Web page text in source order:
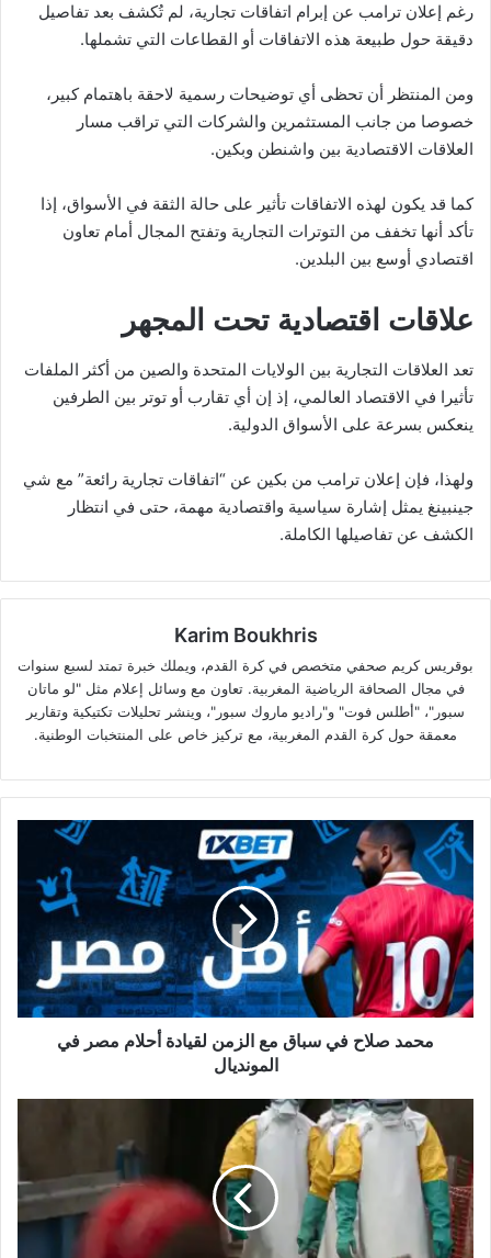
رغم إعلان ترامب عن إبرام اتفاقات تجارية، لم تُكشف بعد تفاصيل
دقيقة حول طبيعة هذه الاتفاقات أو القطاعات التي تشملها.
ومن المنتظر أن تحظى أي توضيحات رسمية لاحقة باهتمام كبير،
خصوصا من جانب المستثمرين والشركات التي تراقب مسار
العلاقات الاقتصادية بين واشنطن وبكين.
كما قد يكون لهذه الاتفاقات تأثير على حالة الثقة في الأسواق، إذا
تأكد أنها تخفف من التوترات التجارية وتفتح المجال أمام تعاون
اقتصادي أوسع بين البلدين.
علاقات اقتصادية تحت المجهر
تعد العلاقات التجارية بين الولايات المتحدة والصين من أكثر الملفات
تأثيرا في الاقتصاد العالمي، إذ إن أي تقارب أو توتر بين الطرفين
ينعكس بسرعة على الأسواق الدولية.
ولهذا، فإن إعلان ترامب من بكين عن “اتفاقات تجارية رائعة” مع شي
جينبينغ يمثل إشارة سياسية واقتصادية مهمة، حتى في انتظار
الكشف عن تفاصيلها الكاملة.
Karim Boukhris
بوقريس كريم صحفي متخصص في كرة القدم، ويملك خبرة تمتد لسبع سنوات
في مجال الصحافة الرياضية المغربية. تعاون مع وسائل إعلام مثل "لو ماتان
سبور"، "أطلس فوت" و"راديو ماروك سبور"، وينشر تحليلات تكتيكية وتقارير
معمقة حول كرة القدم المغربية، مع تركيز خاص على المنتخبات الوطنية.
محمد
صلاح
سباق
مع
الزمن
لقيادة
أحلام
مصر
محمد صلاح في سباق مع الزمن لقيادة أحلام مصر في
المونديال
إلى
شرق
الكونغو..
وفيات
مؤكدة